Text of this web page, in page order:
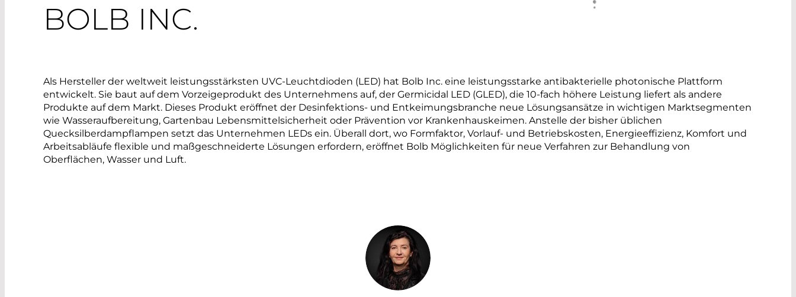
​BOLB INC.
​Als Hersteller der weltweit leistungsstärksten UVC-Leuchtdioden (LED) hat Bolb Inc. eine leistungsstarke antibakterielle photonische Plattform
entwickelt. Sie baut auf dem Vorzeigeprodukt des Unternehmens auf, der Germicidal LED (GLED), die 10-fach höhere Leistung liefert als andere
Produkte auf dem Markt. Dieses Produkt eröffnet der Desinfektions- und Entkeimungsbranche neue Lösungsansätze in wichtigen Marktsegmenten
wie Wasseraufbereitung, Gartenbau Lebensmittelsicherheit oder Prävention vor Krankenhauskeimen. Anstelle der bisher üblichen
Quecksilberdampflampen setzt das Unternehmen LEDs ein. Überall dort, wo Formfaktor, Vorlauf- und Betriebskosten, Energieeffizienz, Komfort und
Arbeitsabläufe flexible und maßgeschneiderte Lösungen erfordern, eröffnet Bolb Möglichkeiten für neue Verfahren zur Behandlung von
Oberflächen, Wasser und Luft.